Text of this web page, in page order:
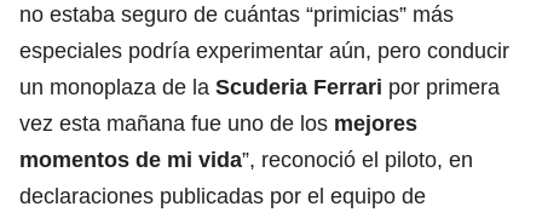
no estaba seguro de cuántas “primicias” más
especiales podría experimentar aún, pero conducir
un monoplaza de la Scuderia Ferrari por primera
vez esta mañana fue uno de los mejores
momentos de mi vida”, reconoció el piloto, en
declaraciones publicadas por el equipo de